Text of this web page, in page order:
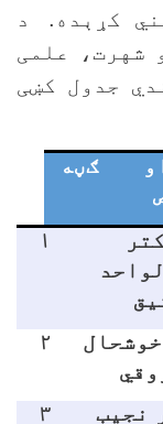
کړېده.
د
علمی
جدول کښی
ګڼه